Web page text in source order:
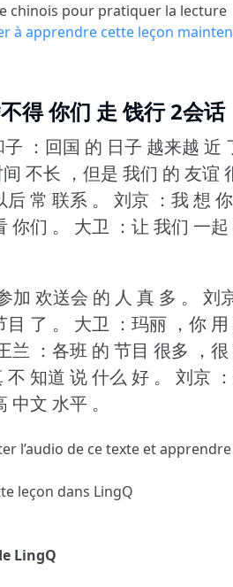
chinois pour pratiquer la lecture
à apprendre cette leçon
得 你们 走 饯行 2会话
：回国 的 日子 越来越 近
间 不长 ，但是 我们 的 友谊
常 联系 。
刘京 ：我 想
你们 。
大卫 ：让 我们 一起
加 欢送会 的 人 真 多 。
刘
了 。
大卫 ：玛丽 ，你 用
兰 ：各班 的 节目 很多 ，很
知道 说 什么 好 。
刘京
中文 水平 。
l’audio de ce texte et
leçon dans LingQ
LingQ